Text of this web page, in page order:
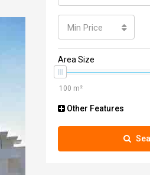
Min Price
Area Size
Other Features